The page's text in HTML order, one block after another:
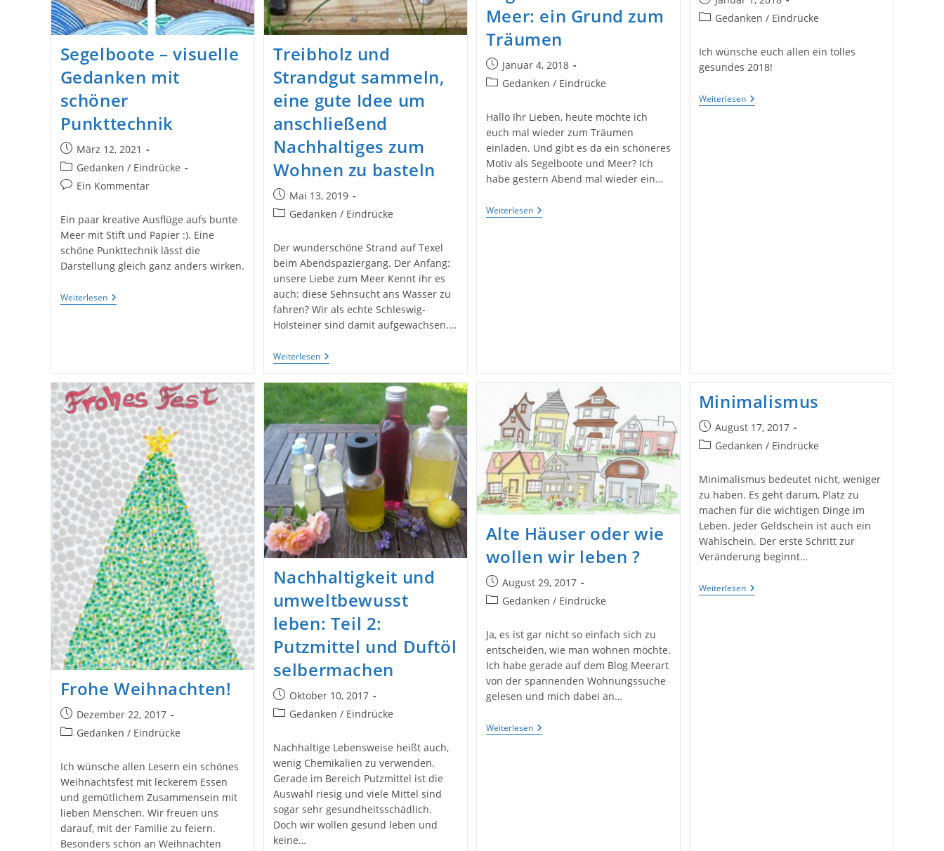
Segelboote – visuelle
Gedanken mit
schöner
Punkttechnik
Beitrag
veröffentlicht:
März 12, 2021
Beitrags-
Kategorie:
Gedanken / Eindrücke
Beitrags-
Ein Kommentar
Ein paar kreative Ausflüge aufs bunte
Meer mit Stift und Papier :). Eine
schöne Punkttechnik lässt die
Darstellung gleich ganz anders wirken.
WeiterlesenSegelboote
–
Treibholz und
Strandgut sammeln,
eine gute Idee um
anschließend
Nachhaltiges zum
Wohnen zu basteln
Beitrag
veröffentlicht:
Mai 13, 2019
Beitrags-
Gedanken / Eindrücke
Der wunderschöne Strand auf Texel
beim Abendspaziergang. Der Anfang:
unsere Liebe zum Meer Kennt ihr es
auch: diese Sehnsucht ans Wasser zu
fahren? Wir als echte Schleswig-
Holsteiner sind damit aufgewachsen.…
WeiterlesenTreibholz
Und
Sammeln,
Eine
Gute
Idee
Um
Anschließend
Nachhaltiges
Zum
Wohnen
Zu
Basteln
Meer: ein Grund zum
Träumen
Beitrag
veröffentlicht:
Januar 4, 2018
Beitrags-
Gedanken / Eindrücke
Hallo Ihr Lieben, heute möchte ich
euch mal wieder zum Träumen
einladen. Und gibt es da ein schöneres
Motiv als Segelboote und Meer? Ich
habe gestern Abend mal wieder ein…
WeiterlesenSegelboote
Auf
veröffentlicht:
Beitrags-
Gedanken / Eindrücke
Ich wünsche euch allen ein tolles
gesundes 2018!
WeiterlesenFrohes
Neues
Frohe Weihnachten!
Beitrag
veröffentlicht:
Dezember 22, 2017
Beitrags-
Gedanken / Eindrücke
Ich wünsche allen Lesern ein schönes
Weihnachtsfest mit leckerem Essen
und gemütlichem Zusammensein mit
lieben Menschen. Wir freuen uns
darauf, mit der Familie zu feiern.
Besonders schön an Weihnachten
Nachhaltigkeit und
umweltbewusst
leben: Teil 2:
Putzmittel und Duftöl
selbermachen
Beitrag
veröffentlicht:
Oktober 10, 2017
Beitrags-
Gedanken / Eindrücke
Nachhaltige Lebensweise heißt auch,
wenig Chemikalien zu verwenden.
Gerade im Bereich Putzmittel ist die
Auswahl riesig und viele Mittel sind
sogar sehr gesundheitsschädlich.
Doch wir wollen gesund leben und
keine…
Alte Häuser oder wie
wollen wir leben ?
Beitrag
veröffentlicht:
August 29, 2017
Beitrags-
Gedanken / Eindrücke
Ja, es ist gar nicht so einfach sich zu
entscheiden, wie man wohnen möchte.
Ich habe gerade auf dem Blog Meerart
von der spannenden Wohnungssuche
gelesen und mich dabei an…
WeiterlesenAlte
Häuser
Minimalismus
Beitrag
veröffentlicht:
August 17, 2017
Beitrags-
Gedanken / Eindrücke
Minimalismus bedeutet nicht, weniger
zu haben. Es geht darum, Platz zu
machen für die wichtigen Dinge im
Leben. Jeder Geldschein ist auch ein
Wahlschein. Der erste Schritt zur
Veränderung beginnt…
WeiterlesenMinimalismus